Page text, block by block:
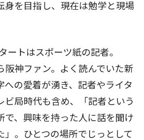
身を目指し、現在は勉学と現場
トはスポーツ紙の記者。
阪神ファン。よく読んでいた新
への愛着が湧き、記者やライタ
ビ局時代も含め、「記者という
で、興味を持った人に話を聞け
」。ひとつの場所でじっとして